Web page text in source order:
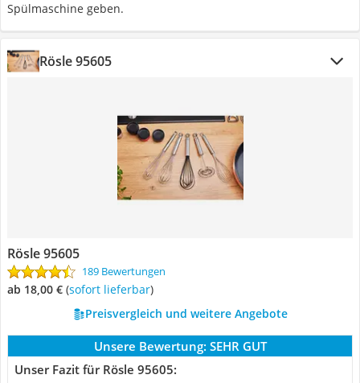
Spülmaschine geben.
Rösle 95605
Rösle 95605
189 Bewertungen
ab 18,00 € ( Sofort lieferbar)
Preisvergleich und weitere Angebote
Unsere Bewertung: SEHR GUT
Unser Fazit für Rösle 95605: